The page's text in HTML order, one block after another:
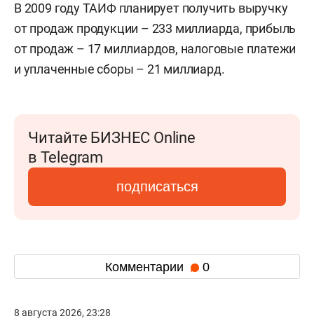
В 2009 году ТАИФ планирует получить выручку
от продаж продукции – 233 миллиарда, прибыль
от продаж – 17 миллиардов, налоговые платежи
и уплаченные сборы – 21 миллиард.
Читайте БИЗНЕС Online
в Telegram
подписаться
Комментарии 0
8 августа 2026, 23:28